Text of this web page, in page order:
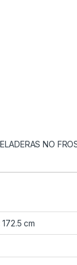
NO
cm